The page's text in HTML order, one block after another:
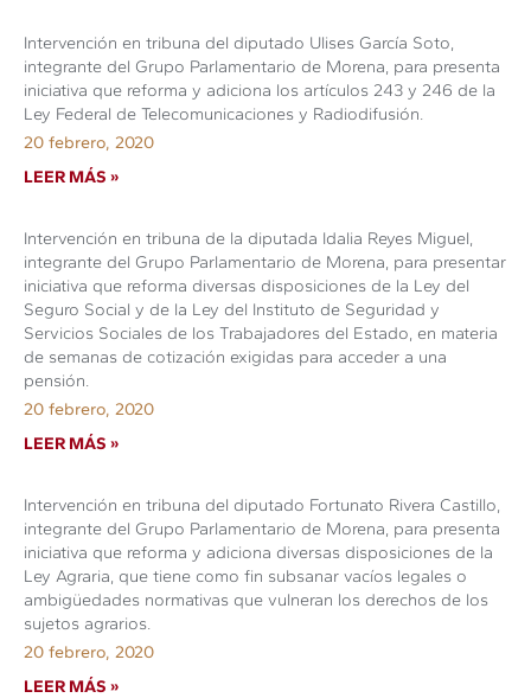
Intervención en tribuna del diputado Ulises García Soto,
integrante del Grupo Parlamentario de Morena, para presenta
iniciativa que reforma y adiciona los artículos 243 y 246 de la
Ley Federal de Telecomunicaciones y Radiodifusión.
20 febrero, 2020
LEER MÁS »
Intervención en tribuna de la diputada Idalia Reyes Miguel,
integrante del Grupo Parlamentario de Morena, para presentar
iniciativa que reforma diversas disposiciones de la Ley del
Seguro Social y de la Ley del Instituto de Seguridad y
Servicios Sociales de los Trabajadores del Estado, en materia
de semanas de cotización exigidas para acceder a una
pensión.
20 febrero, 2020
LEER MÁS »
Intervención en tribuna del diputado Fortunato Rivera Castillo,
integrante del Grupo Parlamentario de Morena, para presenta
iniciativa que reforma y adiciona diversas disposiciones de la
Ley Agraria, que tiene como fin subsanar vacíos legales o
ambigüedades normativas que vulneran los derechos de los
sujetos agrarios.
20 febrero, 2020
LEER MÁS »